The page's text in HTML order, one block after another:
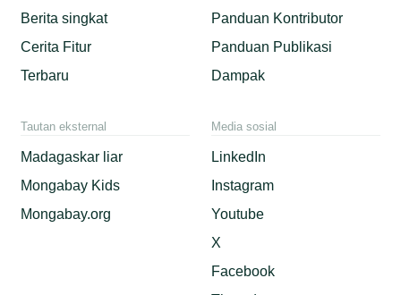
Berita singkat
Cerita Fitur
Terbaru
Panduan Kontributor
Panduan Publikasi
Dampak
Tautan eksternal
Madagaskar liar
Mongabay Kids
Mongabay.org
Media sosial
LinkedIn
Instagram
Youtube
X
Facebook